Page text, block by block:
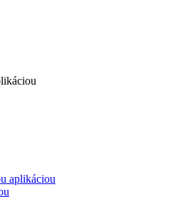
aplikáciou